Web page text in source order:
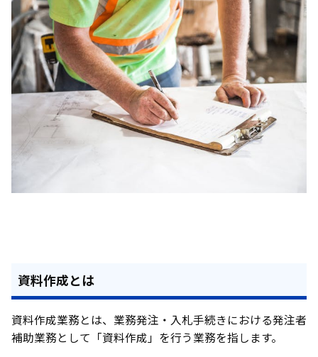
資料作成とは
資料作成業務とは、業務発注・入札手続きにおける発注者
補助業務として「資料作成」を行う業務を指します。